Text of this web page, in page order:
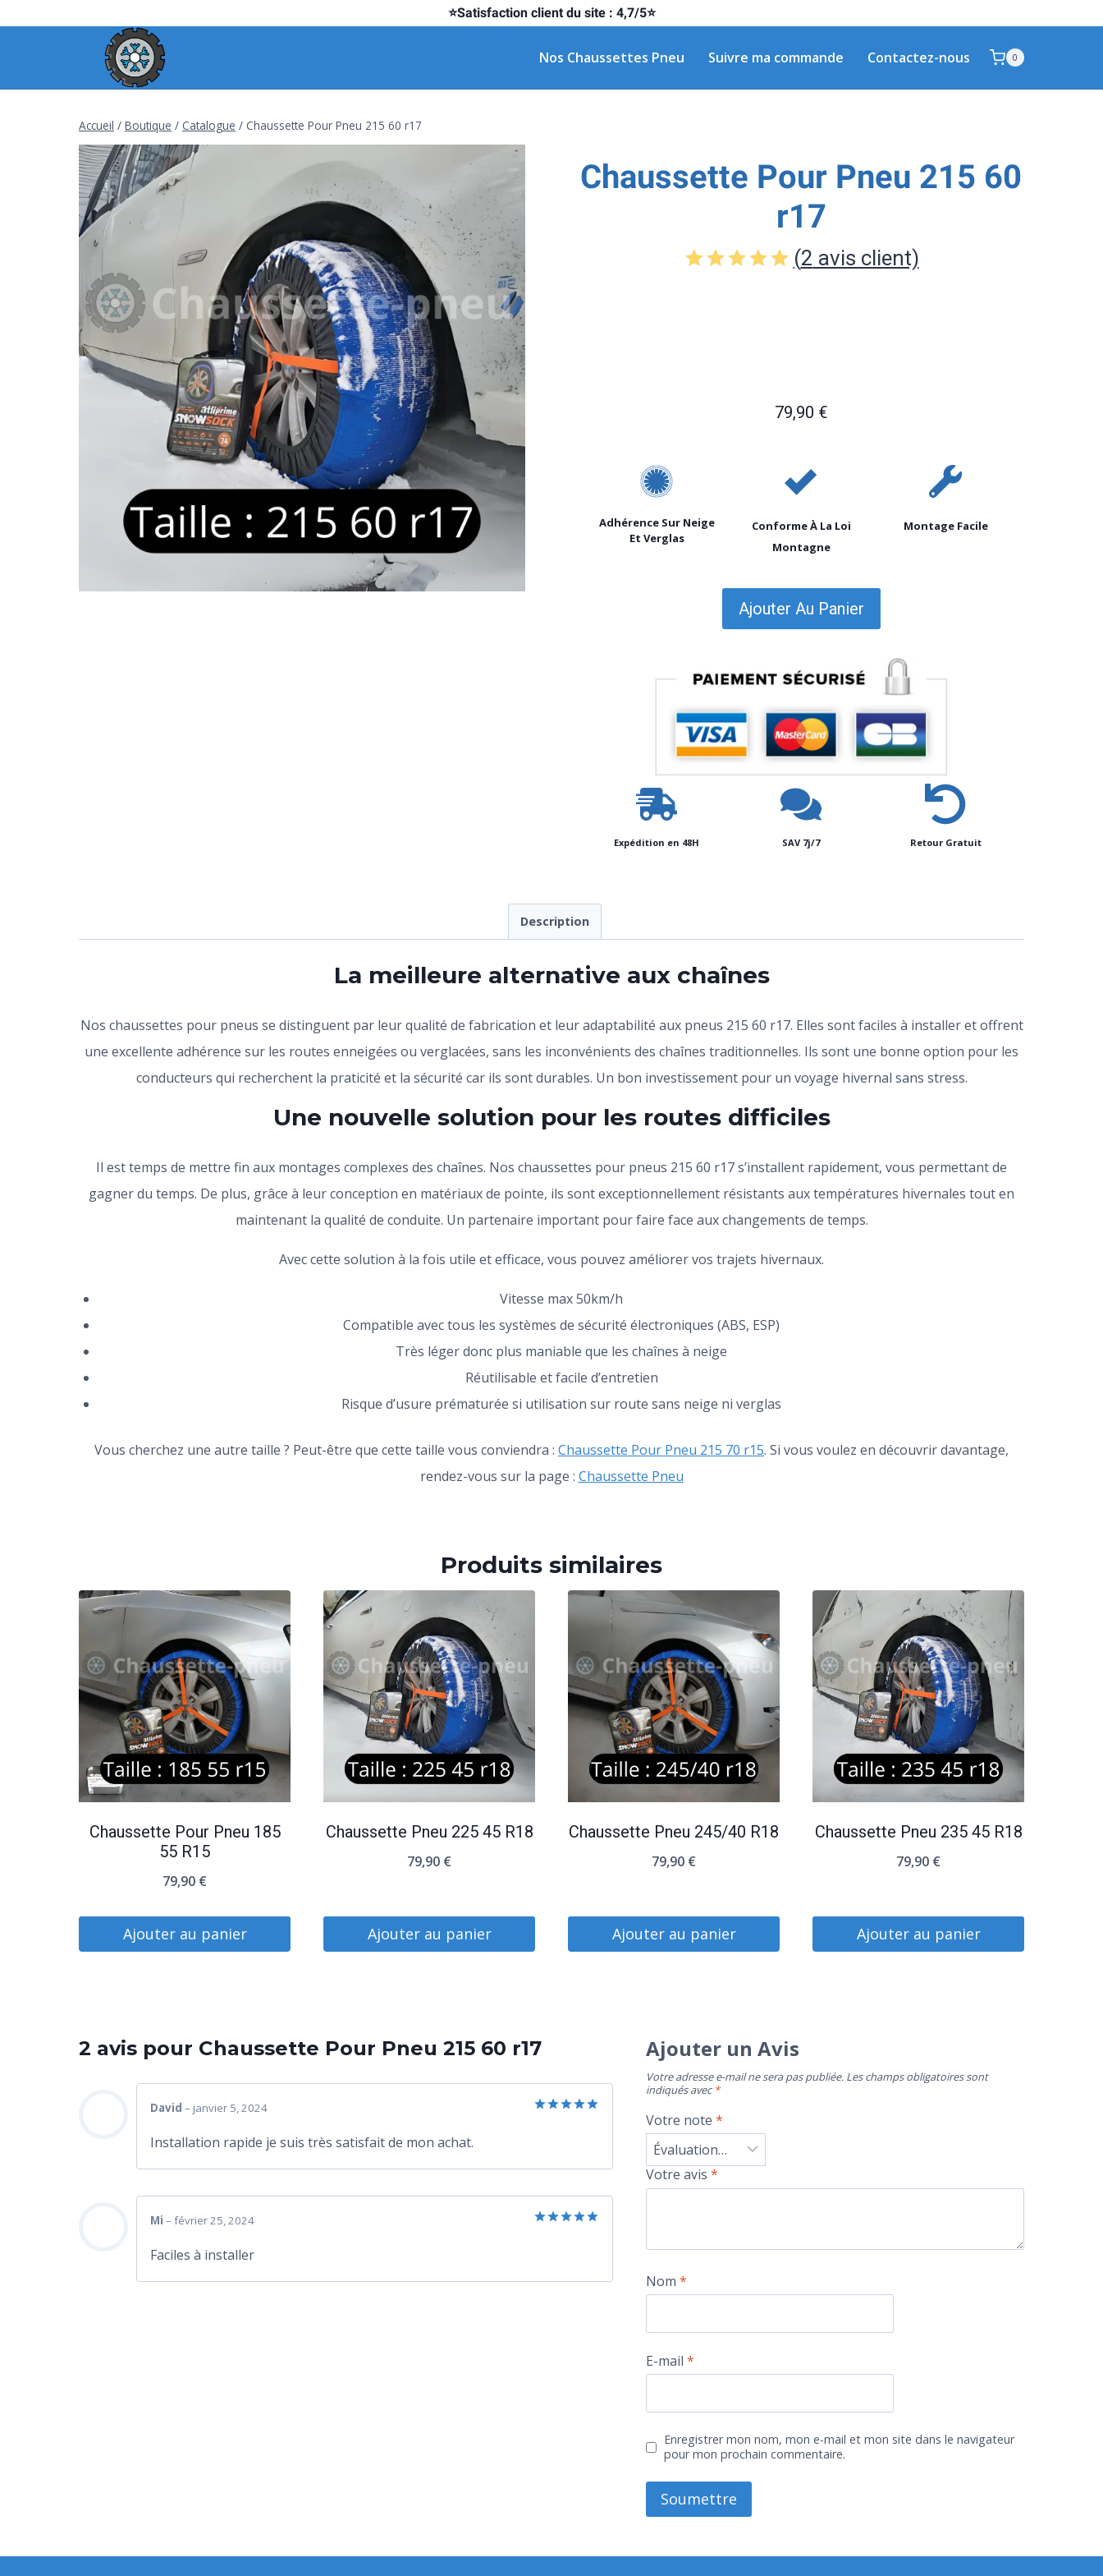
⭐Satisfaction client du site : 4,7/5⭐
Nos Chaussettes Pneu Suivre ma commande Contactez-nous 0
Accueil / Boutique / Catalogue / Chaussette Pour Pneu 215 60 r17
Chaussette Pour Pneu 215 60
r17
(2 avis client)
79,90 €
Adhérence Sur Neige
Et Verglas
Conforme À La Loi
Montagne
Montage Facile
Ajouter Au Panier
Expédition en 48H SAV 7j/7 Retour Gratuit
Description
La meilleure alternative aux chaînes
Nos chaussettes pour pneus se distinguent par leur qualité de fabrication et leur adaptabilité aux pneus 215 60 r17. Elles sont faciles à installer et offrent
une excellente adhérence sur les routes enneigées ou verglacées, sans les inconvénients des chaînes traditionnelles. Ils sont une bonne option pour les
conducteurs qui recherchent la praticité et la sécurité car ils sont durables. Un bon investissement pour un voyage hivernal sans stress.
Une nouvelle solution pour les routes difficiles
Il est temps de mettre fin aux montages complexes des chaînes. Nos chaussettes pour pneus 215 60 r17 s’installent rapidement, vous permettant de
gagner du temps. De plus, grâce à leur conception en matériaux de pointe, ils sont exceptionnellement résistants aux températures hivernales tout en
maintenant la qualité de conduite. Un partenaire important pour faire face aux changements de temps.
Avec cette solution à la fois utile et efficace, vous pouvez améliorer vos trajets hivernaux.
Vitesse max 50km/h
Compatible avec tous les systèmes de sécurité électroniques (ABS, ESP)
Très léger donc plus maniable que les chaînes à neige
Réutilisable et facile d’entretien
Risque d’usure prématurée si utilisation sur route sans neige ni verglas
Vous cherchez une autre taille ? Peut-être que cette taille vous conviendra : Chaussette Pour Pneu 215 70 r15. Si vous voulez en découvrir davantage,
rendez-vous sur la page : Chaussette Pneu
Produits similaires
Chaussette Pour Pneu 185
55 R15
79,90 €
Ajouter au panier
Chaussette Pneu 225 45 R18
79,90 €
Ajouter au panier
Chaussette Pneu 245/40 R18
79,90 €
Ajouter au panier
Chaussette Pneu 235 45 R18
79,90 €
Ajouter au panier
2 avis pour Chaussette Pour Pneu 215 60 r17
David – janvier 5, 2024
Installation rapide je suis très satisfait de mon achat.
Mi – février 25, 2024
Faciles à installer
Ajouter un Avis
Votre adresse e-mail ne sera pas publiée. Les champs obligatoires sont
indiqués avec*
Votre note*
Votre avis*
Nom*
E-mail*
Enregistrer mon nom, mon e-mail et mon site dans le navigateur
pour mon prochain commentaire.